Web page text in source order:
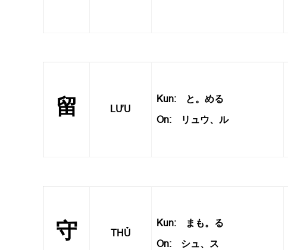
留 LƯU
Kun: と。める
On: リュウ、ル
守 THỦ
Kun: まも。る
On: シュ、ス